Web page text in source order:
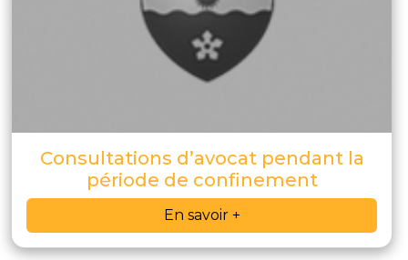
Consultations d’avocat pendant la
période de confinement
En savoir +